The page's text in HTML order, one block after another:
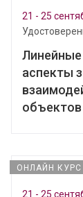
21 - 25
аспекты
объектов
ОНЛАЙН КУРС
21 - 25